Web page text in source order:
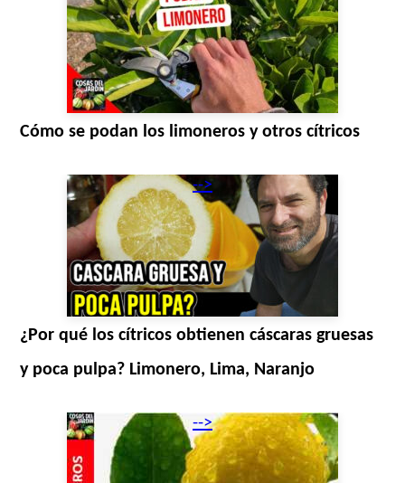
Cómo se podan los limoneros y otros cítricos
-->
¿Por qué los cítricos obtienen cáscaras gruesas
y poca pulpa? Limonero, Lima, Naranjo
-->